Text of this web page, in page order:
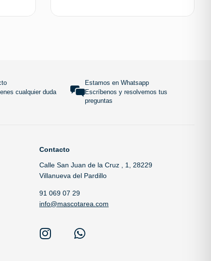
cualquier duda
Estamos en Whatsapp
Escríbenos y resolvemos tus
preguntas
Contacto
Calle San Juan de la Cruz , 1, 28229
Villanueva del Pardillo
91 069 07 29
info@mascotarea.com